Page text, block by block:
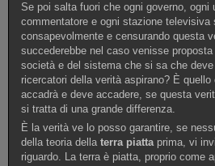
Se poi salta fuori che ogni governo, ogni
commentatore e ogni stazione televisiva
consapevolmente e censurando questa
succederebbe nel caso venisse
società e del sistema che si sa che
ricercatori della verità aspirano? È
accadrà e deve accadere, se questa
si tratta di una grande differenza.
È la verità ve lo posso garantire, se
della teoria dellaterra piattaprima, vi
riguardo. La terra è piatta, proprio come